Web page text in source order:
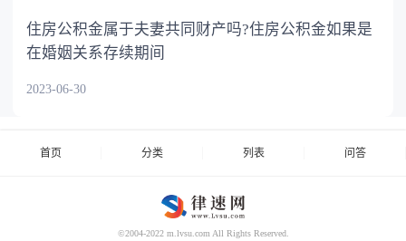
住房公积金属于夫妻共同财产吗?住房公积金如果是
在婚姻关系存续期间
2023-06-30
首页 分类 列表 问答
©2004-2022 m.lvsu.com All Rights Reserved.